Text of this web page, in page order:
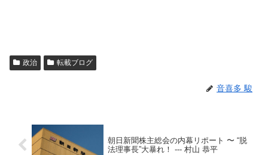
政治 転載ブログ
音喜多 駿
朝日新聞株主総会の内幕リポート 〜 “脱
法理事長”大暴れ！ --- 村山 恭平